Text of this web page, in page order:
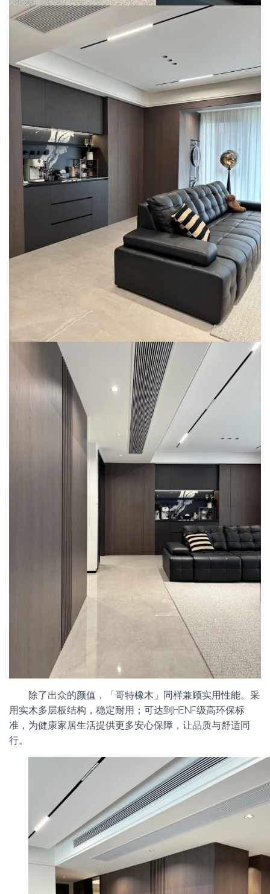
除了出众的颜值，「哥特橡木」同样兼顾实用性能。采
用实木多层板结构，稳定耐用；可达到HENF级高环保标
准，为健康家居生活提供更多安心保障，让品质与舒适同
行。